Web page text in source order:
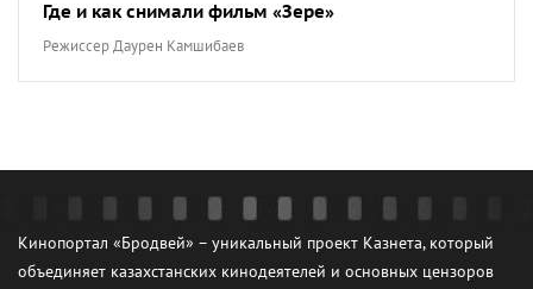
Где и как снимали фильм «Зере»
Режиссер Даурен Камшибаев
Кинопортал «Бродвей» – уникальный проект Казнета, который
объединяет казахстанских кинодеятелей и основных цензоров